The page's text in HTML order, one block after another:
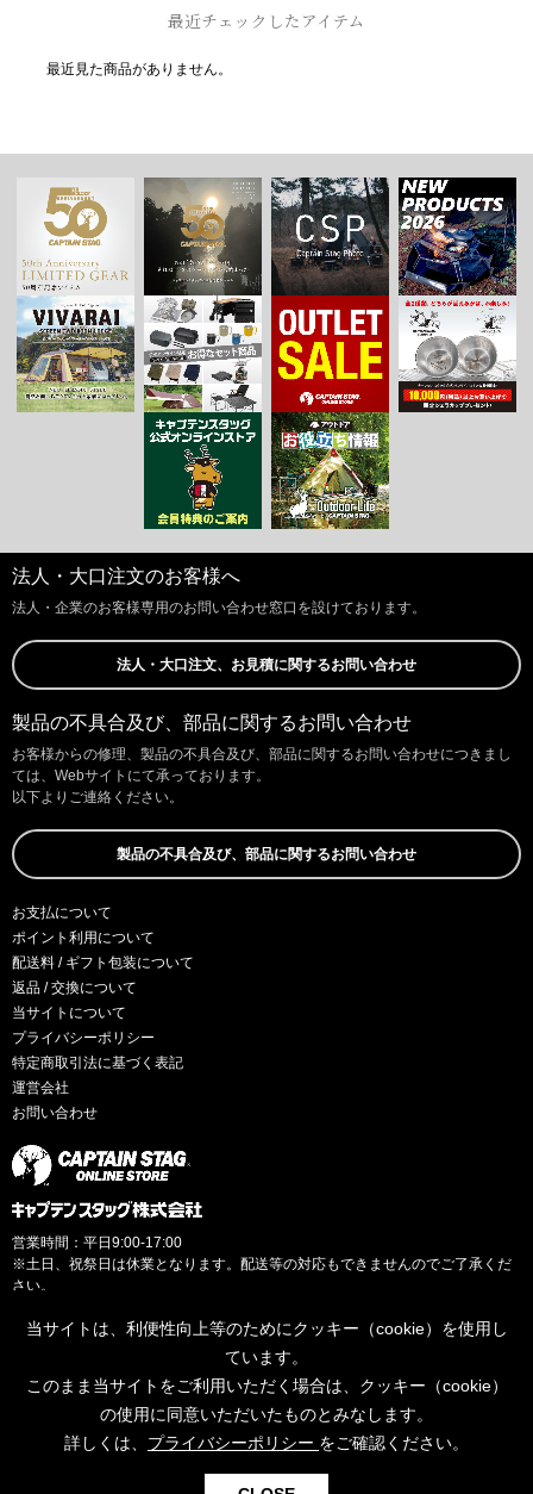
最近チェックしたアイテム
最近見た商品がありません。
法人・大口注文のお客様へ
法人・企業のお客様専用のお問い合わせ窓口を設けております。
法人・大口注文、お見積に関するお問い合わせ
製品の不具合及び、部品に関するお問い合わせ
お客様からの修理、製品の不具合及び、部品に関するお問い合わせにつきまし
ては、Webサイトにて承っております。
以下よりご連絡ください。
製品の不具合及び、部品に関するお問い合わせ
お支払について
ポイント利用について
配送料 / ギフト包装について
返品 / 交換について
当サイトについて
プライバシーポリシー
特定商取引法に基づく表記
運営会社
お問い合わせ
営業時間：平日9:00-17:00
※土日、祝祭日は休業となります。配送等の対応もできませんのでご了承くだ
さい。
当サイトは、利便性向上等のためにクッキー（cookie）を使用し
ています。
このまま当サイトをご利用いただく場合は、クッキー（cookie）
の使用に同意いただいたものとみなします。
詳しくは、 プライバシーポリシー をご確認ください。